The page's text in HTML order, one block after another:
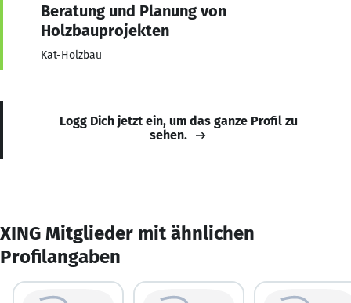
Beratung und Planung von
Holzbauprojekten
Kat-Holzbau
Logg Dich jetzt ein, um das ganze Profil zu
sehen.
XING Mitglieder mit ähnlichen
Profilangaben